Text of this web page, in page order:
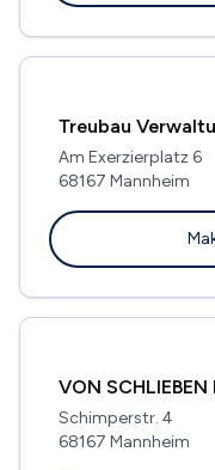
Treubau
Am Exerzierplatz 6
68167 Mannheim
VON SCHLIEBEN
Schimperstr. 4
68167 Mannheim